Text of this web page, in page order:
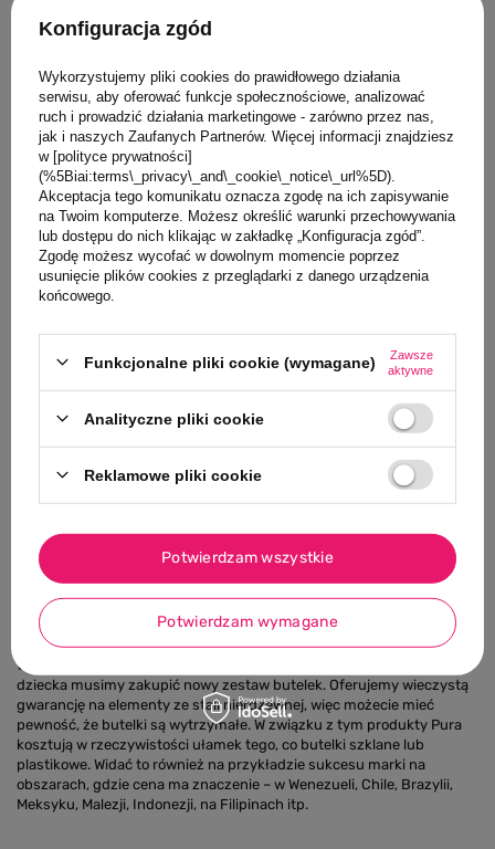
poparzenia. Z tego powodu stal nierdzewna jest LEPSZA –
zawartości dotykając butelki, co przekłada się bezpośrednio na
bezpieczeństwo. Dodatkowo, stal można łatwo rozgrzać używając
gorącej wody. Osobom chcącym utrzymać temperaturę napoju przez
długi czas (do 8 godzin), oferujemy także butelki w wersji termicznej.
Mit: Stal nierdzewna ulega korozji.
Pura odpowiada: Nasze stalowe butelki nie rdzewieją, ale może
zdarzyć się, że zanieczyszczenie powierzchni spowoduje
odbarwienie. W ponad 95% przypadków można je zlikwidować
metalowych skrobaczek). Pura używa stali nierdzewnej A2 (#304) –
jest to materiał stosowany również przy pasteryzowaniu mleka,
warzeniu piwa, czy do produkcji przyborów kuchennych i sztućców.
Stal tej klasy nie wydziela niczego, jak również nie pochłania smaków.
Pura oferuje jedyne na świecie butelki w 100% pozbawione tworzyw
sztucznych. Badania dowiodły, że wszystkie tworzywa sztuczne
mogą wydzielać substancje chemiczne powiązane z aktywnością
estrogenną. Dzięki połączeniu stali nierdzewnej A2, silikonu
Mit: Butelki Pura są zbyt drogie.
Pura odpowiada: Funkcjonalność „butelka, która rośnie razem z
dzieckiem” oraz wyjątkowa wytrzymałość pozwalają na stosowanie
jednej butelki od okresu niemowlęcego do wieku szkolnego – a nawet
później, dzięki końcówce Big Mouth™ Sport Top. Zupełnie inaczej jest
w przypadku „tradycyjnych” produktów, gdy na każdy etap rozwoju
dziecka musimy zakupić nowy zestaw butelek. Oferujemy wieczystą
gwarancję na elementy ze stali nierdzewnej, więc możecie mieć
pewność, że butelki są wytrzymałe. W związku z tym produkty Pura
kosztują w rzeczywistości ułamek tego, co butelki szklane lub
plastikowe. Widać to również na przykładzie sukcesu marki na
obszarach, gdzie cena ma znaczenie – w Wenezueli, Chile, Brazylii,
Meksyku, Malezji, Indonezji, na Filipinach itp.
Konfiguracja zgód
Wykorzystujemy pliki cookies do prawidłowego działania
serwisu, aby oferować funkcje społecznościowe, analizować
ruch i prowadzić działania marketingowe - zarówno przez nas,
jak i naszych Zaufanych Partnerów. Więcej informacji znajdziesz
w [polityce prywatności]
(%5Biai:terms\_privacy\_and\_cookie\_notice\_url%5D).
Akceptacja tego komunikatu oznacza zgodę na ich zapisywanie
na Twoim komputerze. Możesz określić warunki przechowywania
lub dostępu do nich klikając w zakładkę „Konfiguracja zgód”.
Zgodę możesz wycofać w dowolnym momencie poprzez
usunięcie plików cookies z przeglądarki z danego urządzenia
końcowego.
Funkcjonalne pliki cookie (wymagane)
Zawsze
aktywne
Analityczne pliki cookie
Reklamowe pliki cookie
Potwierdzam wymagane
Potwierdzam wszystkie